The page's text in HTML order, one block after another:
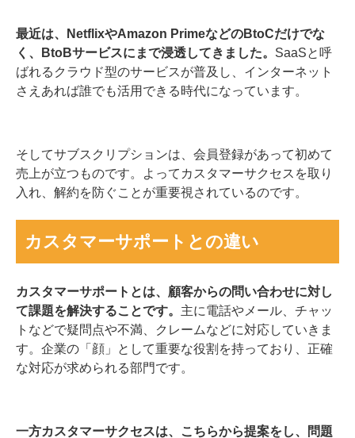
最近は、NetflixやAmazon PrimeなどのBtoCだけでな
く、BtoBサービスにまで浸透してきました。 SaaSと呼
ばれるクラウド型のサービスが普及し、インターネット
さえあれば誰でも活用できる時代になっています。
そしてサブスクリプションは、会員登録があって初めて
売上が立つものです。よってカスタマーサクセスを取り
入れ、解約を防ぐことが重要視されているのです。
カスタマーサポートとの違い
カスタマーサポートとは、顧客からの問い合わせに対し
て課題を解決することです。 主に電話やメール、チャッ
トなどで疑問点や不満、クレームなどに対応していきま
す。企業の「顔」として重要な役割を持っており、正確
な対応が求められる部門です。
一方カスタマーサクセスは、こちらから提案をし、問題